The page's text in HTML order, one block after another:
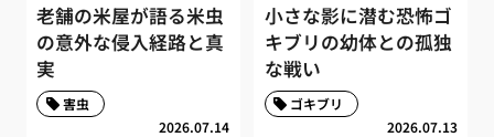
老舗の米屋が語る米虫
の意外な侵入経路と真
実
2026.07.14
害虫
小さな影に潜む恐怖ゴ
キブリの幼体との孤独
な戦い
2026.07.13
ゴキブリ